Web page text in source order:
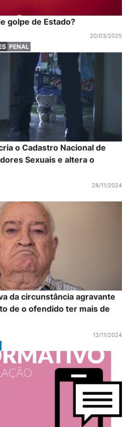
golpe de Estado?
20/03/2025
PENAL
o Cadastro Nacional de
Sexuais e altera o
28/11/2024
da circunstância agravante
de o ofendido ter mais de
13/11/2024